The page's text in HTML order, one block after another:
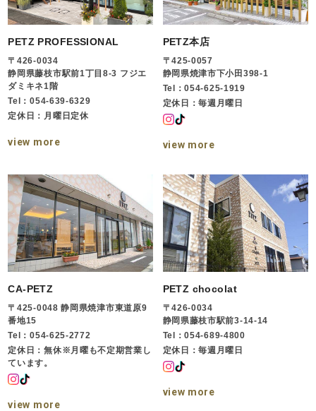
PETZ PROFESSIONAL
〒426-0034
静岡県藤枝市駅前1丁目8-3 フジエ
ダミキネ1階
Tel：054-639-6329
定休日：月曜日定休
view more
PETZ本店
〒425-0057
静岡県焼津市下小田398-1
Tel：054-625-1919
定休日：毎週月曜日
view more
CA-PETZ
〒425-0048 静岡県焼津市東道原9
番地15
Tel：054-625-2772
定休日：無休※月曜も不定期営業し
ています。
view more
PETZ chocolat
〒426-0034
静岡県藤枝市駅前3-14-14
Tel：054-689-4800
定休日：毎週月曜日
view more